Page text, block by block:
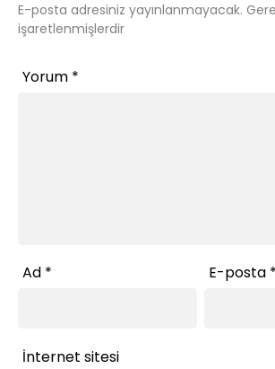
E-posta adresiniz yayınlanmayacak.
işaretlenmişlerdir
Yorum *
Ad * E-posta *
İnternet sitesi